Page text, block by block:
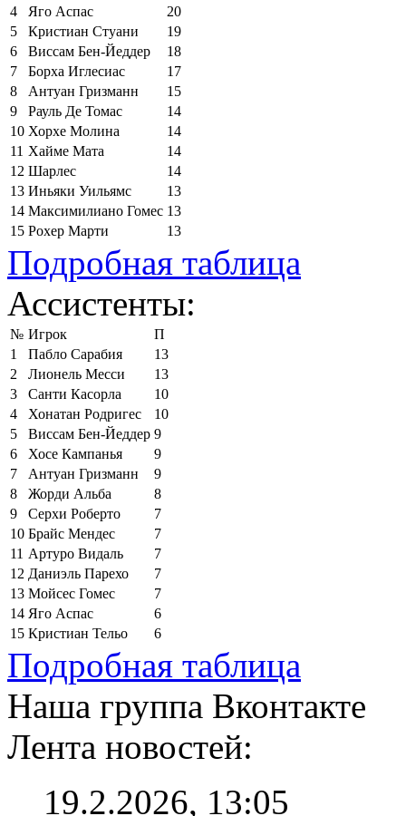
4
Яго Аспас
20
5
Кристиан Стуани
19
6
Виссам Бен-Йеддер
18
7
Борха Иглесиас
17
8
Антуан Гризманн
15
9
Рауль Де Томас
14
10 Хорхе Молина
14
11 Хайме Мата
14
12 Шарлес
14
13 Иньяки Уильямс
13
14 Максимилиано Гомес 13
15 Рохер Марти 13
Подробная таблица
Ассистенты:
№ Игрок
П
1
Пабло Сарабия
13
2
Лионель Месси
13
3
Санти Касорла
10
4
Хонатан Родригес
10
5
Виссам Бен-Йеддер 9
6
Хосе Кампанья
9
7
Антуан Гризманн
9
8
Жорди Альба
8
9
Серхи Роберто
7
10 Брайс Мендес
7
11 Артуро Видаль
7
12 Даниэль Парехо
7
13 Мойсес Гомес
7
14 Яго Аспас
6
15 Кристиан Тельо 6
Подробная таблица
Наша группа Вконтакте
Лента новостей:
19.2.2026, 13:05